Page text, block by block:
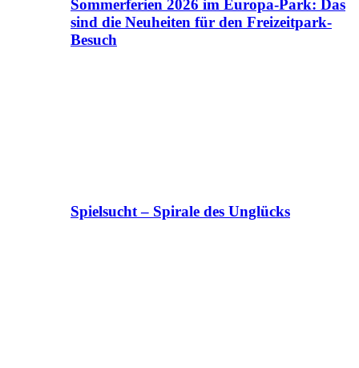
Sommerferien 2026 im Europa-Park: Das
sind die Neuheiten für den Freizeitpark-
Besuch
Spielsucht – Spirale des Unglücks